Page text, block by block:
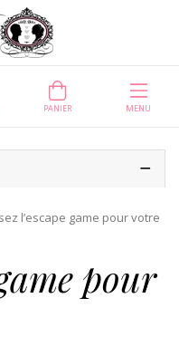
PANIER MENU
l’escape game pour votre
pour